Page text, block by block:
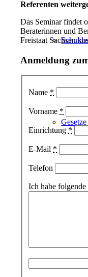
Referenten
Das Seminar findet
Beraterinnen und
Freistaat Sachsen
Anmeldung
Name *
Vorname *
Einrichtung *
E-Mail *
Telefon
Ich habe